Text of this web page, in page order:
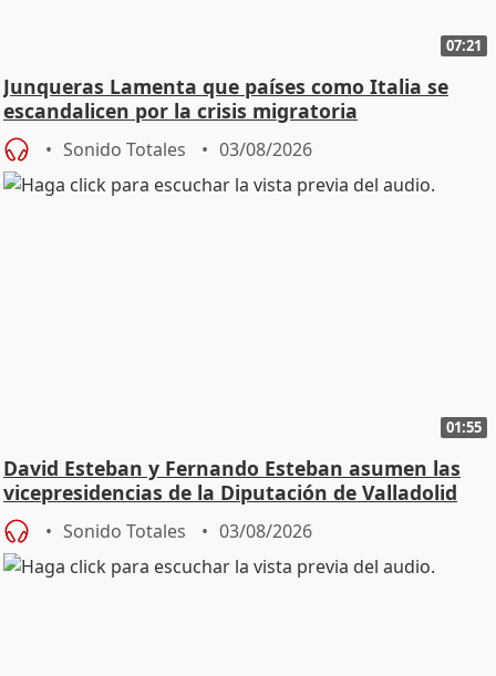
07:21
Junqueras Lamenta que países como Italia se
escandalicen por la crisis migratoria
Sonido Totales 03/08/2026
01:55
David Esteban y Fernando Esteban asumen las
vicepresidencias de la Diputación de Valladolid
Sonido Totales 03/08/2026